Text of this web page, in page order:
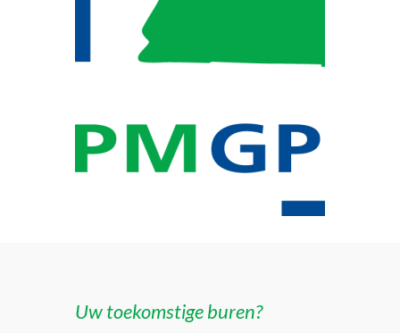
Uw toekomstige buren?